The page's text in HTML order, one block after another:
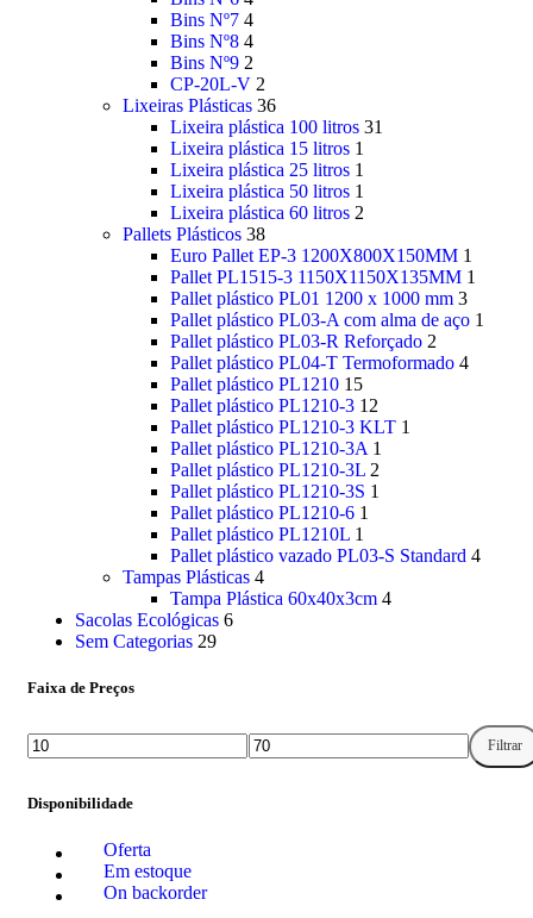
Bins Nº7 4
Bins Nº8 4
Bins Nº9 2
CP-20L-V 2
Lixeiras Plásticas 36
Lixeira plástica 100 litros 31
Lixeira plástica 15 litros 1
Lixeira plástica 25 litros 1
Lixeira plástica 50 litros 1
Lixeira plástica 60 litros 2
Pallets Plásticos 38
Euro Pallet EP-3 1200X800X150MM 1
Pallet PL1515-3 1150X1150X135MM 1
Pallet plástico PL01 1200 x 1000 mm 3
Pallet plástico PL03-A com alma de aço 1
Pallet plástico PL03-R Reforçado 2
Pallet plástico PL04-T Termoformado 4
Pallet plástico PL1210 15
Pallet plástico PL1210-3 12
Pallet plástico PL1210-3 KLT 1
Pallet plástico PL1210-3A 1
Pallet plástico PL1210-3L 2
Pallet plástico PL1210-3S 1
Pallet plástico PL1210-6 1
Pallet plástico PL1210L 1
Pallet plástico vazado PL03-S Standard 4
Tampas Plásticas 4
Tampa Plástica 60x40x3cm 4
Sacolas Ecológicas 6
Sem Categorias 29
Faixa de Preços
Filtrar
Disponibilidade
Oferta
Em estoque
On backorder